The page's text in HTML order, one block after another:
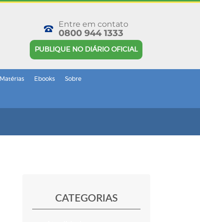
Entre em contato
0800 944 1333
PUBLIQUE NO DIÁRIO OFICIAL
Matérias Ebooks Sobre
CATEGORIAS